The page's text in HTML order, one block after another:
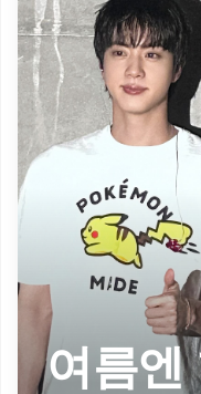
여름엔